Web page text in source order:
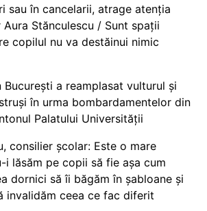
sau în cancelarii, atrage atenția
Stănculescu / Sunt spații
copilul nu va destăinui nimic
București a reamplasat vulturul și
în urma bombardamentelor din
Palatului Universității
consilier școlar: Este o mare
i lăsăm pe copii să fie așa cum
dornici să îi băgăm în șabloane și
invalidăm ceea ce fac diferit